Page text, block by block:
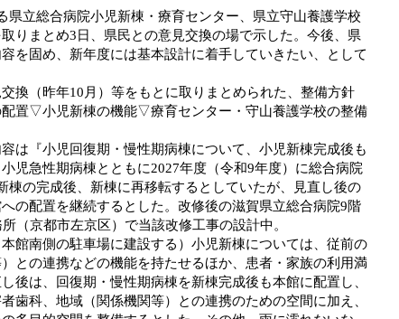
立総合病院小児新棟・療育センター、県立守山養護学校
りまとめ3日、県民との意見交換の場で示した。今後、県
を固め、新年度には基本設計に着手していきたい、として
換（昨年10月）等をもとに取りまとめられた、整備方針
置▽小児新棟の機能▽療育センター・守山養護学校の整備
は『小児回復期・慢性期病棟について、小児新棟完成後も
児急性期病棟とともに2027年度（令和9年度）に総合病院
棟の完成後、新棟に再移転するとしていたが、見直し後の
の配置を継続するとした。改修後の滋賀県立総合病院9階
（京都市左京区）で当該改修工事の設計中。
館南側の駐車場に建設する）小児新棟については、従前の
との連携などの機能を持たせるほか、患者・家族の利用満
後は、回復期・慢性期病棟を新棟完成後も本館に配置し、
歯科、地域（関係機関等）との連携のための空間に加え、